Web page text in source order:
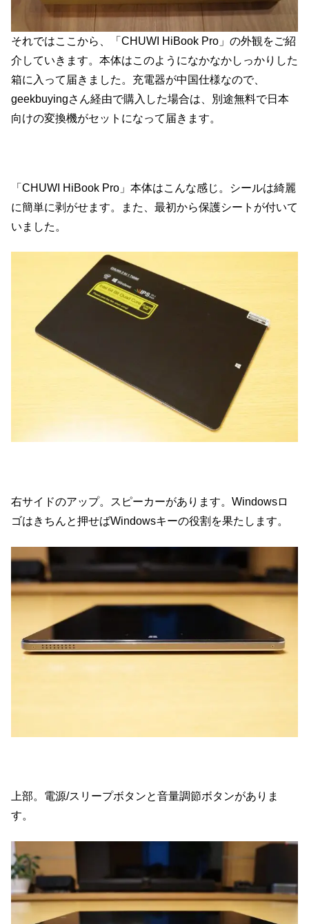
それではここから、「CHUWI HiBook Pro」の外観をご紹
介していきます。本体はこのようになかなかしっかりした
箱に入って届きました。充電器が中国仕様なので、
geekbuyingさん経由で購入した場合は、別途無料で日本
向けの変換機がセットになって届きます。
「CHUWI HiBook Pro」本体はこんな感じ。シールは綺麗
に簡単に剥がせます。また、最初から保護シートが付いて
いました。
右サイドのアップ。スピーカーがあります。Windowsロ
ゴはきちんと押せばWindowsキーの役割を果たします。
上部。電源/スリープボタンと音量調節ボタンがありま
す。